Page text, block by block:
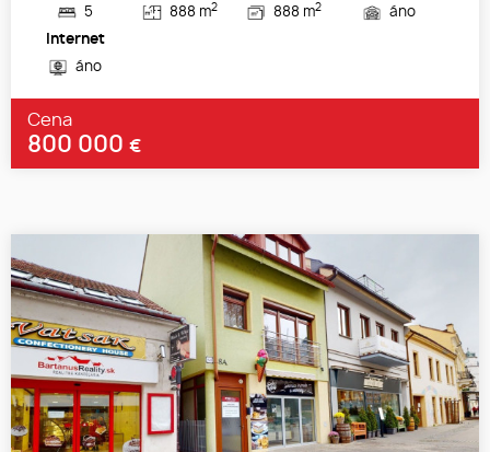
5
888 m2
888 m2
áno
Internet
áno
Cena
800 000 €